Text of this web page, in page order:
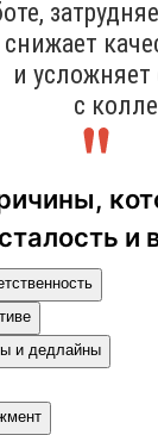
снижает
и
с
и
и дедлайны